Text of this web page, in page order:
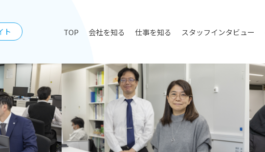
ト TOP 会社を知る 仕事を知る スタッフインタビュー